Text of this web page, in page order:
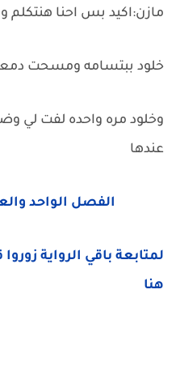
مازن:اكيد بس احنا هنتكلم
خلود ببتسامه ومسحت دمعها
وخلود مره واحده لفت لي
عندها
الفصل الواحد
لمتابعة باقي الرواية
هنا